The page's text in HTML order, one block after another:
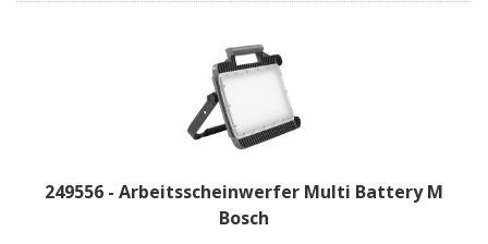
249556 - Arbeitsscheinwerfer Multi Battery M
Bosch